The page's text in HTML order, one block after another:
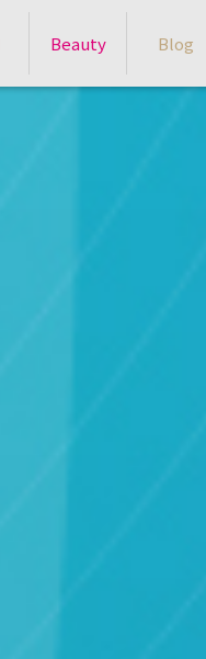
Beauty Blog